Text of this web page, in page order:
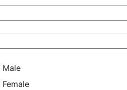
Male
Female